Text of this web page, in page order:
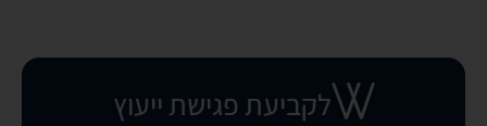
לקביעת פגישת ייעוץ